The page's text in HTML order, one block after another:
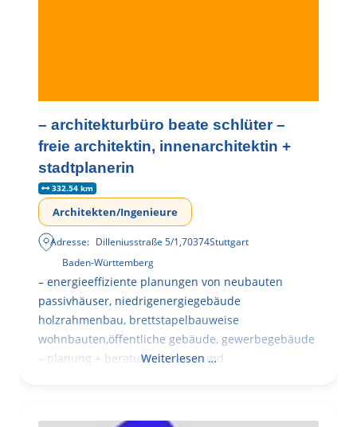
– architekturbüro beate schlüter –
freie architektin, innenarchitektin +
stadtplanerin
332.54 km
Architekten/Ingenieure
Adresse: Dilleniusstraße 5/1,70374Stuttgart
Baden-Württemberg
– energieeffiziente planungen von neubauten
passivhäuser, niedrigenergiegebäude
holzrahmenbau, brettstapelbauweise
wohnbauten,öffentliche gebäude, gewerbegebäude
– planung + beratung bei an – und
Weiterlesen …